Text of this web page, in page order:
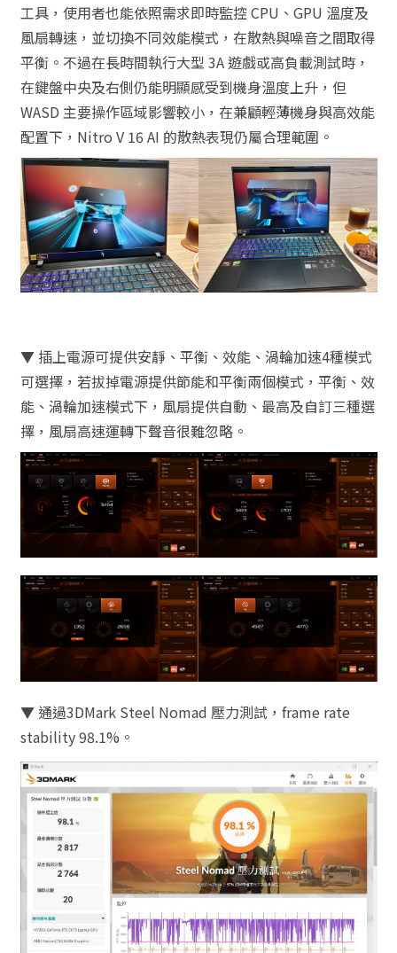
工具，使用者也能依照需求即時監控 CPU、GPU 溫度及
風扇轉速，並切換不同效能模式，在散熱與噪音之間取得
平衡。不過在長時間執行大型 3A 遊戲或高負載測試時，
在鍵盤中央及右側仍能明顯感受到機身溫度上升，但
WASD 主要操作區域影響較小，在兼顧輕薄機身與高效能
配置下，Nitro V 16 AI 的散熱表現仍屬合理範圍。
▼ 插上電源可提供安靜、平衡、效能、渦輪加速4種模式
可選擇，若拔掉電源提供節能和平衡兩個模式，平衡、效
能、渦輪加速模式下，風扇提供自動、最高及自訂三種選
擇，風扇高速運轉下聲音很難忽略。
▼ 通過3DMark Steel Nomad 壓力測試，frame rate
stability 98.1%。